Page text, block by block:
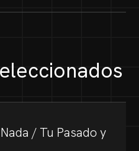
/ Tu Pasado y